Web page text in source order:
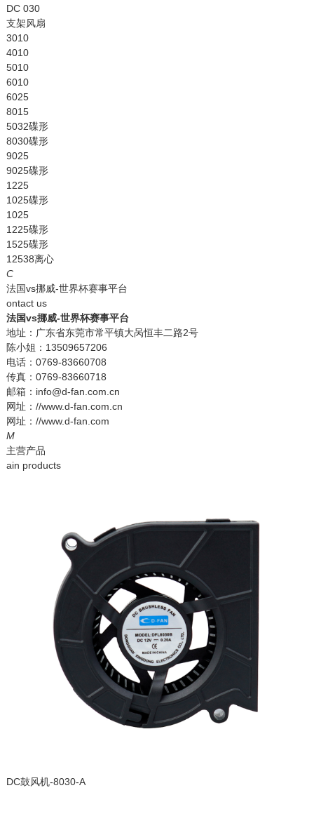
DC 030
支架风扇
3010
4010
5010
6010
6025
8015
5032碟形
8030碟形
9025
9025碟形
1225
1025碟形
1025
1225碟形
1525碟形
12538离心
C
法国vs挪威-世界杯赛事平台
ontact us
法国vs挪威-世界杯赛事平台
地址：广东省东莞市常平镇大呙恒丰二路2号
陈小姐：13509657206
电话：0769-83660708
传真：0769-83660718
邮箱：info@d-fan.com.cn
网址：//www.d-fan.com.cn
网址：//www.d-fan.com
M
主营产品
ain products
DC鼓风机-8030-A